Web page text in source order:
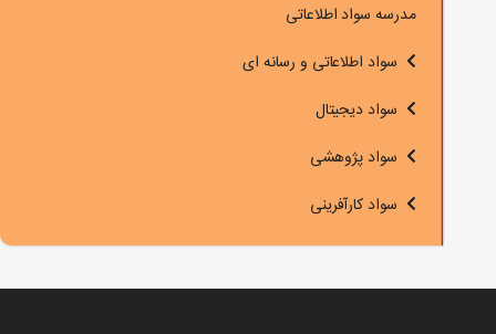
مدرسه سواد اطلاعاتی
سواد اطلاعاتی و رسانه ای
سواد دیجیتال
سواد پژوهشی
سواد کارآفرینی